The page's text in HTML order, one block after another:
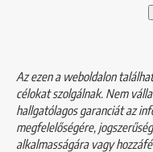
Az ezen a weboldalon
célokat szolgálnak. Nem
hallgatólagos garanciát az
megfelelőségére,
alkalmasságára vagy